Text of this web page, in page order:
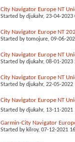
City Navigator Europe NT
Started bydjukahr, 23-04-2023
City Navigator Europe NT
Started bytomojure, 09-06-
City Navigator Europe NT
Started bydjukahr, 08-01-2023
City Navigator Europe NT
Started bydjukahr, 22-05-2022
City Navigator Europe NT
Started bydjukahr, 13-11-2021
Garmin-City Navigator
Started by kilroy, 07-12-2021